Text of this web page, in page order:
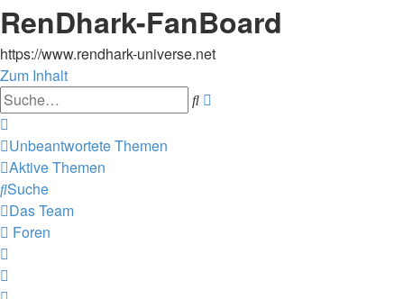
RenDhark-FanBoard
https://www.rendhark-universe.net
Zum Inhalt
Suche
Unbeantwortete Themen
Aktive Themen
Suche
Das Team
Foren